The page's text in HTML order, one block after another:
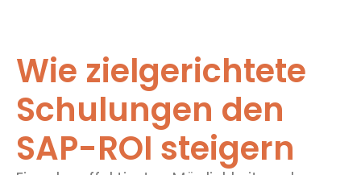
Wie zielgerichtete
Schulungen den
SAP-ROI steigern